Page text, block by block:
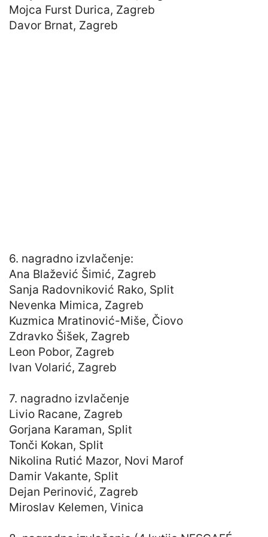
Mojca Furst Durica, Zagreb
Davor Brnat, Zagreb
6. nagradno izvlačenje:
Ana Blažević Šimić, Zagreb
Sanja Radovniković Rako, Split
Nevenka Mimica, Zagreb
Kuzmica Mratinović-Miše, Čiovo
Zdravko Šišek, Zagreb
Leon Pobor, Zagreb
Ivan Volarić, Zagreb
7. nagradno izvlačenje
Livio Racane, Zagreb
Gorjana Karaman, Split
Tonči Kokan, Split
Nikolina Rutić Mazor, Novi Marof
Damir Vakante, Split
Dejan Perinović, Zagreb
Miroslav Kelemen, Vinica